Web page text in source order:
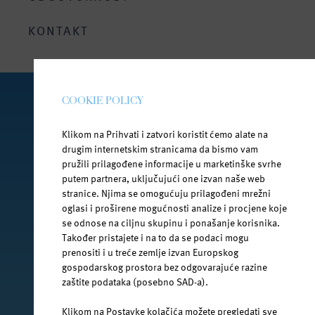
KONTAKT
facebook.com/jana.water/
@janawater
COOKIE POLICY
Klikom na Prihvati i zatvori koristit ćemo alate na
drugim internetskim stranicama da bismo vam
pružili prilagođene informacije u marketinške svrhe
putem partnera, uključujući one izvan naše web
stranice. Njima se omogućuju prilagođeni mrežni
oglasi i proširene mogućnosti analize i procjene koje
se odnose na ciljnu skupinu i ponašanje korisnika.
Također pristajete i na to da se podaci mogu
prenositi i u treće zemlje izvan Europskog
gospodarskog prostora bez odgovarajuće razine
zaštite podataka (posebno SAD-a).
Klikom na Postavke kolačića možete pregledati sve